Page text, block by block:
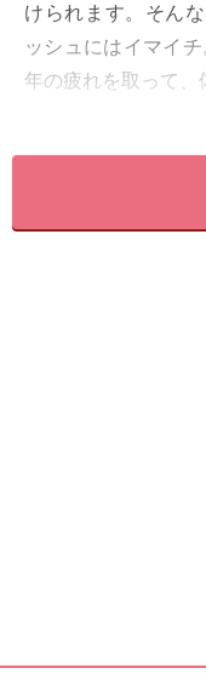
けられます。そん
ッシュにはイマイ
年の疲れを取って、
るデトックス法と